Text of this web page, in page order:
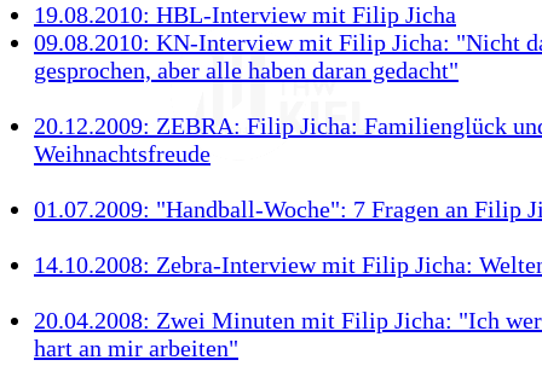
19.08.2010: HBL-Interview mit Filip Jicha
09.08.2010: KN-Interview mit Filip Jicha: "Nicht
gesprochen, aber alle haben daran gedacht"
20.12.2009: ZEBRA: Filip Jicha: Familienglück
Weihnachtsfreude
01.07.2009: "Handball-Woche": 7 Fragen an Filip
14.10.2008: Zebra-Interview mit Filip Jicha:
20.04.2008: Zwei Minuten mit Filip Jicha: "Ich
hart an mir arbeiten"